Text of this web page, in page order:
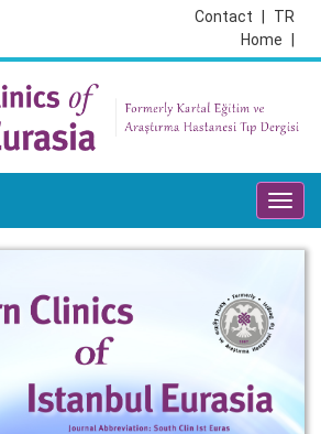
TR
Contact
Home